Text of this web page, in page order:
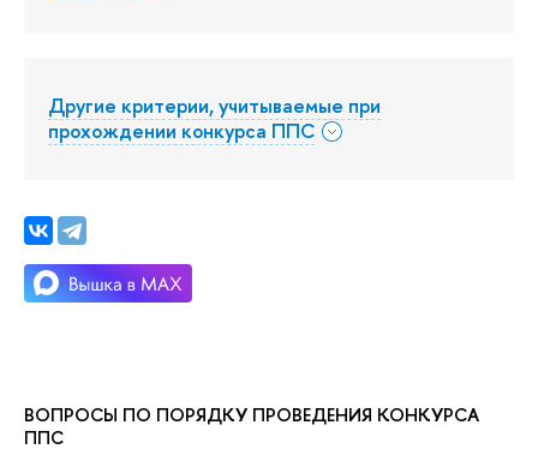
ВОПРОСЫ ПО ПОРЯДКУ ПРОВЕДЕНИЯ КОНКУРСА
ППС
Другие критерии, учитываемые при
прохождении конкурса ППС